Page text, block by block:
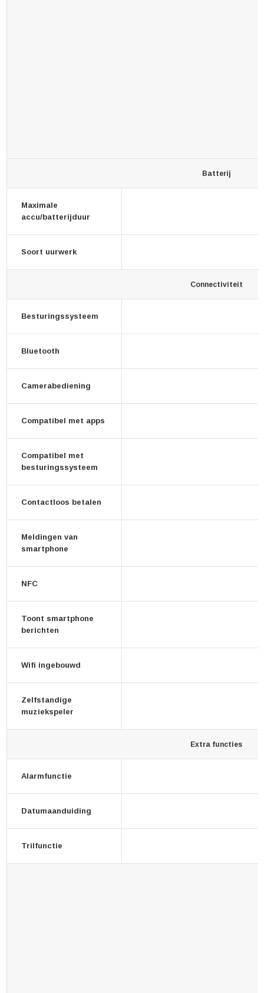
Batterij
Maximale
accu/batterijduur
Soort uurwerk
Connectiviteit
Besturingssysteem
Bluetooth
Camerabediening
Compatibel met apps
Compatibel met
besturingssysteem
Contactloos betalen
Meldingen van
smartphone
NFC
Toont smartphone
berichten
Wifi ingebouwd
Zelfstandige
muziekspeler
Extra functies
Alarmfunctie
Datumaanduiding
Trilfunctie